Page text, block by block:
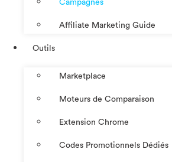
Campagnes
Affiliate Marketing Guide
Outils
Marketplace
Moteurs de Comparaison
Extension Chrome
Codes Promotionnels Dédiés